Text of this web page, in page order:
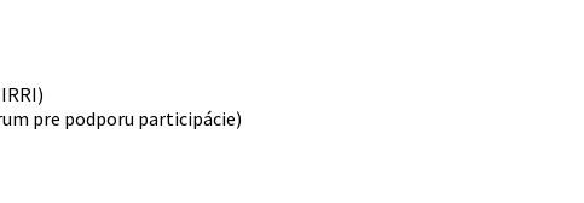
pre podporu participácie)